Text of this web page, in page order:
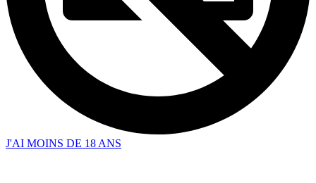
J'AI MOINS DE 18 ANS